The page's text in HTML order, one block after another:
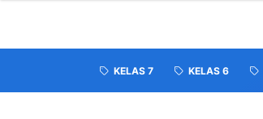
KELAS 7 KELAS 6